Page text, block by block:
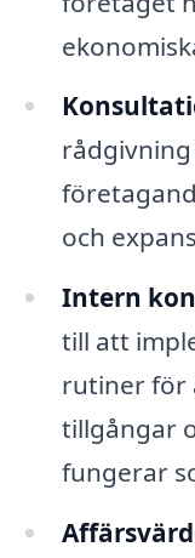
och
Intern
till att
rutiner för
tillgångar
fungerar